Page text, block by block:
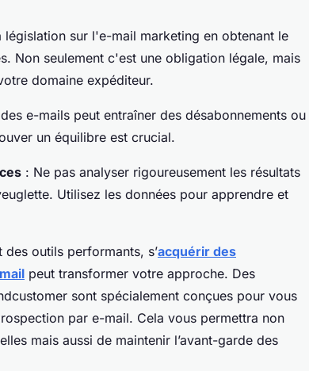
législation sur l'e-mail marketing en obtenant le
Non seulement c'est une obligation légale, mais
domaine expéditeur.
e-mails peut entraîner des désabonnements ou
un équilibre est crucial.
: Ne pas analyser rigoureusement les résultats
Utilisez les données pour apprendre et
outils performants, s’acquérir des
peut transformer votre approche. Des
sont spécialement conçues pour vous
par e-mail. Cela vous permettra non
mais aussi de maintenir l’avant-garde des